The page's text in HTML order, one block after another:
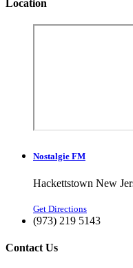
Location
Nostalgie FM
Hackettstown New
Get Directions
(973) 219 5143
Contact Us